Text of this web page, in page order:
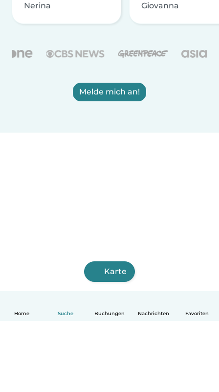
Home Suche Buchungen Nachrichten Favoriten
Nerina Giovanna
Melde mich an!
Karte